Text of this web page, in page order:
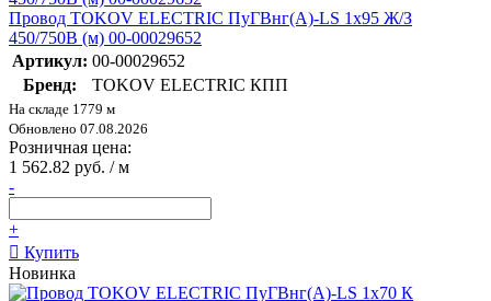
Провод TOKOV ELECTRIC ПуГВнг(А)-LS 1х95 Ж/З
450/750В (м) 00-00029652
Артикул: 00-00029652
Бренд:
TOKOV ELECTRIC КПП
На складе 1779 м
Обновлено 07.08.2026
Розничная цена:
1 562.82 руб. / м
-
+
Купить
Новинка